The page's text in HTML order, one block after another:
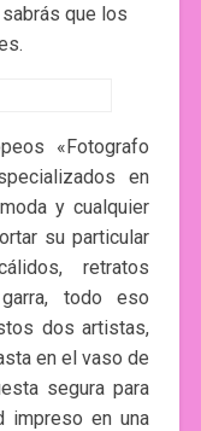
que los
«Fotografo
en
y cualquier
su particular
retratos
todo eso
dos artistas,
en el vaso de
segura para
impreso en una